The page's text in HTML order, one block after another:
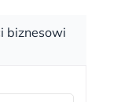
biznesowi